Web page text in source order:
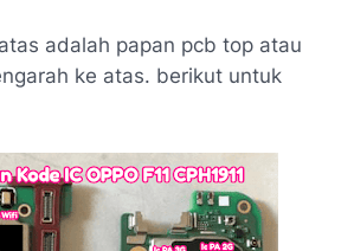
adalah papan pcb top atau
ke atas. berikut untuk